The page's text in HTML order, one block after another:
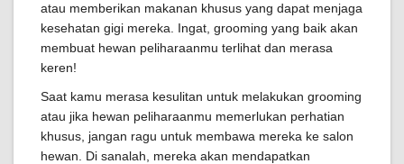
atau memberikan makanan khusus yang dapat menjaga
kesehatan gigi mereka. Ingat, grooming yang baik akan
membuat hewan peliharaanmu terlihat dan merasa
keren!
Saat kamu merasa kesulitan untuk melakukan grooming
atau jika hewan peliharaanmu memerlukan perhatian
khusus, jangan ragu untuk membawa mereka ke salon
hewan. Di sanalah, mereka akan mendapatkan